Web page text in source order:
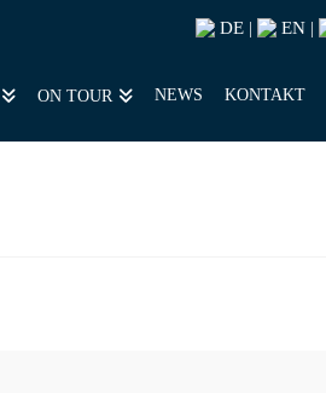
DE EN
ON TOUR NEWS KONTAKT